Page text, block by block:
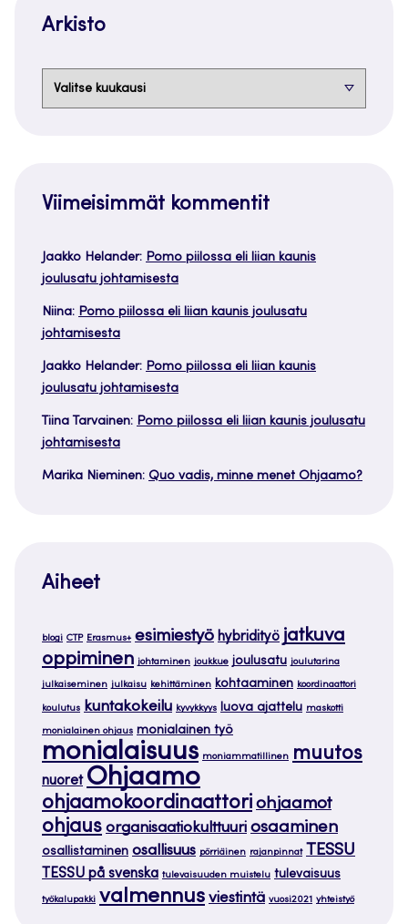
Arkisto
Viimeisimmät kommentit
Jaakko Helander: Pomo piilossa eli liian kaunis
joulusatu johtamisesta
Niina: Pomo piilossa eli liian kaunis joulusatu
johtamisesta
Jaakko Helander: Pomo piilossa eli liian kaunis
joulusatu johtamisesta
Tiina Tarvainen: Pomo piilossa eli liian kaunis joulusatu
johtamisesta
Marika Nieminen: Quo vadis, minne menet Ohjaamo?
Aiheet
blogi CTP Erasmus+ esimiestyö hybridityö jatkuva
oppiminen johtaminen joukkue joulusatu joulutarina
julkaiseminen julkaisu kehittäminen kohtaaminen koordinaattori
koulutus kuntakokeilu kyvykkyys luova ajattelu maskotti
monialainen ohjaus monialainen työ
monialaisuus moniammatillinen muutos
nuoret Ohjaamo
ohjaamokoordinaattori ohjaamot
ohjaus organisaatiokulttuuri osaaminen
osallistaminen osallisuus pörriäinen rajanpinnat TESSU
TESSU på svenska tulevaisuuden muistelu tulevaisuus
työkalupakki valmennus viestintä vuosi2021 yhteistyö